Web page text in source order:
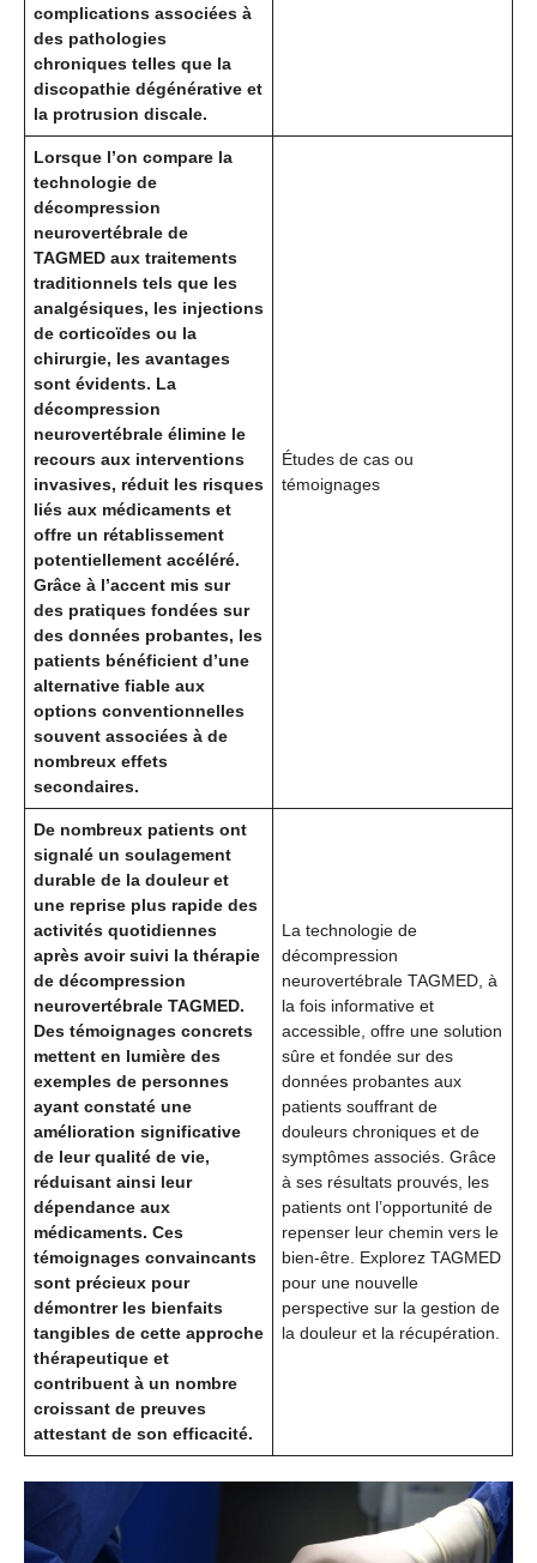
complications associées à
des pathologies
chroniques telles que la
discopathie dégénérative et
la protrusion discale.
Lorsque l’on compare la
technologie de
décompression
neurovertébrale de
TAGMED aux traitements
traditionnels tels que les
analgésiques, les injections
de corticoïdes ou la
chirurgie, les avantages
sont évidents. La
décompression
neurovertébrale élimine le
recours aux interventions
invasives, réduit les risques
liés aux médicaments et
offre un rétablissement
potentiellement accéléré.
Grâce à l’accent mis sur
des pratiques fondées sur
des données probantes, les
patients bénéficient d’une
alternative fiable aux
options conventionnelles
souvent associées à de
nombreux effets
secondaires.
Études de cas ou
témoignages
De nombreux patients ont
signalé un soulagement
durable de la douleur et
une reprise plus rapide des
activités quotidiennes
après avoir suivi la thérapie
de décompression
neurovertébrale TAGMED.
Des témoignages concrets
mettent en lumière des
exemples de personnes
ayant constaté une
amélioration significative
de leur qualité de vie,
réduisant ainsi leur
dépendance aux
médicaments. Ces
témoignages convaincants
sont précieux pour
démontrer les bienfaits
tangibles de cette approche
thérapeutique et
contribuent à un nombre
croissant de preuves
attestant de son efficacité.
La technologie de
décompression
neurovertébrale TAGMED, à
la fois informative et
accessible, offre une solution
sûre et fondée sur des
données probantes aux
patients souffrant de
douleurs chroniques et de
symptômes associés. Grâce
à ses résultats prouvés, les
patients ont l’opportunité de
repenser leur chemin vers le
bien-être. Explorez TAGMED
pour une nouvelle
perspective sur la gestion de
la douleur et la récupération.